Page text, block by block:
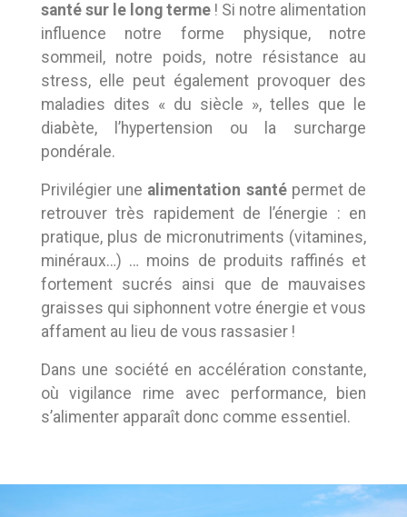
santé sur le long terme ! Si notre alimentation
influence notre forme physique, notre
sommeil, notre poids, notre résistance au
stress, elle peut également provoquer des
maladies dites « du siècle », telles que le
diabète, l’hypertension ou la surcharge
pondérale.
Privilégier une alimentation santépermet de
retrouver très rapidement de l’énergie : en
pratique, plus de micronutriments (vitamines,
minéraux…) … moins de produits raffinés et
fortement sucrés ainsi que de mauvaises
graisses qui siphonnent votre énergie et vous
affament au lieu de vous rassasier !
Dans une société en accélération constante,
où vigilance rime avec performance, bien
s’alimenter apparaît donc comme essentiel.